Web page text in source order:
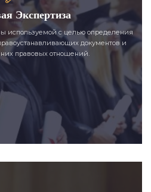
Экспертиза
используемой с целью определения
документов и
правовых отношений.